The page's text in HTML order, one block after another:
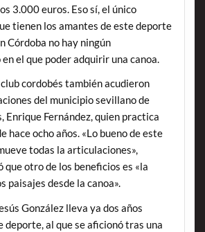
3.000 euros. Eso sí, el único
tienen los amantes de este deporte
Córdoba no hay ningún
el que poder adquirir una canoa.
cordobés también acudieron
del municipio sevillano de
Enrique Fernández, quien practica
hace ocho años. «Lo bueno de este
todas la articulaciones»,
que otro de los beneficios es «la
paisajes desde la canoa».
González lleva ya dos años
deporte, al que se aficionó tras una